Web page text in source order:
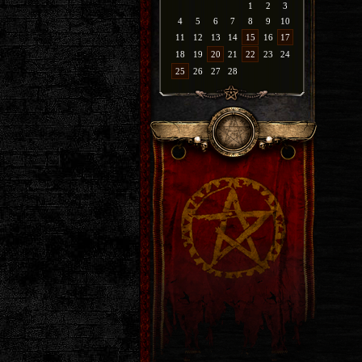
1
2
3
4
5 6 7 8 9
10
11
12 13 14 15 16
17
18
19 20 21 22 23
24
25
26 27 28